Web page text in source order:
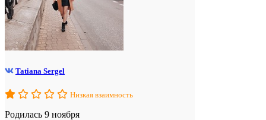
Tatiana Sergel
Низкая взаимность
Родилась 9 ноября